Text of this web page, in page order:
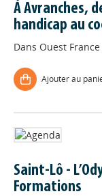
Á Avranches,
handicap au
Dans Ouest
Ajouter au
Saint-Lô -
Formations